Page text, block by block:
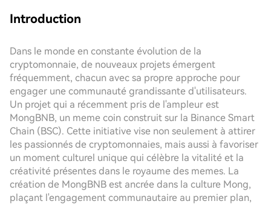
Introduction
Dans le monde en constante évolution de la
cryptomonnaie, de nouveaux projets émergent
fréquemment, chacun avec sa propre approche pour
engager une communauté grandissante d'utilisateurs.
Un projet qui a récemment pris de l'ampleur est
MongBNB, un meme coin construit sur la Binance Smart
Chain (BSC). Cette initiative vise non seulement à attirer
les passionnés de cryptomonnaies, mais aussi à favoriser
un moment culturel unique qui célèbre la vitalité et la
créativité présentes dans le royaume des memes. La
création de MongBNB est ancrée dans la culture Mong,
plaçant l'engagement communautaire au premier plan,